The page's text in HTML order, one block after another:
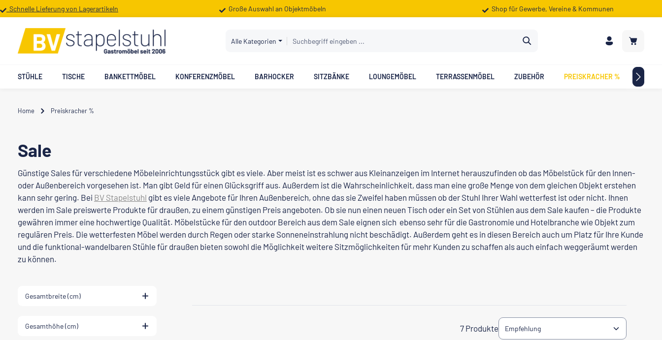
Hauptinhalt springen
Zur Suche springen
Zur Hauptnavigation springen
Schnelle Lieferung von Lagerartikeln Große Auswahl an Objektmöbeln Shop für Gewerbe, Vereine & Kommunen
Alle Kategorien
STÜHLE TISCHE BANKETTMÖBEL KONFERENZMÖBEL BARHOCKER SITZBÄNKE LOUNGEMÖBEL TERRASSENMÖBEL ZUBEHÖR PREISKRACHER %
Home Preiskracher %
Sale
Günstige Sales für verschiedene Möbeleinrichtungsstück gibt es viele. Aber meist ist es schwer aus Kleinanzeigen im Internet herauszufinden ob das Möbelstück für den Innen-
oder Außenbereich vorgesehen ist. Man gibt Geld für einen Glücksgriff aus. Außerdem ist die Wahrscheinlichkeit, dass man eine große Menge von dem gleichen Objekt erstehen
kann sehr gering. Bei BV Stapelstuhl gibt es viele Angebote für Ihren Außenbereich, ohne das sie Zweifel haben müssen ob der Stuhl Ihrer Wahl wetterfest ist oder nicht. Ihnen
werden im Sale preiswerte Produkte für draußen, zu einem günstigen Preis angeboten. Ob sie nun einen neuen Tisch oder ein Set von Stühlen aus dem Sale kaufen – die Produkte
gewähren immer eine hochwertige Qualität. Möbelstücke für den outdoor Bereich aus dem Sale eignen sich ebenso sehr für die Gastronomie und Hotelbranche wie Objekt zum
regulären Preis. Die wetterfesten Möbel werden durch Regen oder starke Sonneneinstrahlung nicht beschädigt. Außerdem geht es in diesen Bereich auch um Platz für Ihre Kunde
und die funktional-wandelbaren Stühle für draußen bieten sowohl die Möglichkeit weitere Sitzmöglichkeiten für mehr Kunden zu schaffen als auch einfach weggeräumt werden
zu können.
Gesamtbreite (cm)
Gesamthöhe (cm) 7 Produkte